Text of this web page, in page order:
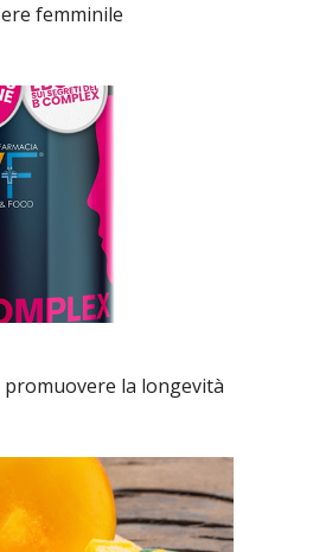
femminile
promuovere la longevità